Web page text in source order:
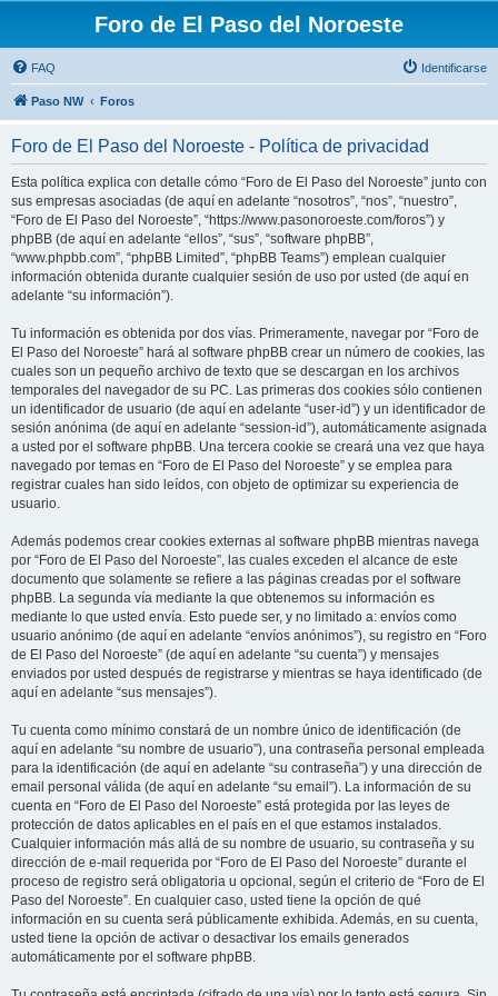
Foro de El Paso del Noroeste
FAQ Identificarse
Paso NW Foros
Foro de El Paso del Noroeste - Política de privacidad
Esta política explica con detalle cómo “Foro de El Paso del Noroeste” junto con
sus empresas asociadas (de aquí en adelante “nosotros”, “nos”, “nuestro”,
“Foro de El Paso del Noroeste”, “https://www.pasonoroeste.com/foros”) y
phpBB (de aquí en adelante “ellos”, “sus”, “software phpBB”,
“www.phpbb.com”, “phpBB Limited”, “phpBB Teams”) emplean cualquier
información obtenida durante cualquier sesión de uso por usted (de aquí en
adelante “su información”).
Tu información es obtenida por dos vías. Primeramente, navegar por “Foro de
El Paso del Noroeste” hará al software phpBB crear un número de cookies, las
cuales son un pequeño archivo de texto que se descargan en los archivos
temporales del navegador de su PC. Las primeras dos cookies sólo contienen
un identificador de usuario (de aquí en adelante “user-id”) y un identificador de
sesión anónima (de aquí en adelante “session-id”), automáticamente asignada
a usted por el software phpBB. Una tercera cookie se creará una vez que haya
navegado por temas en “Foro de El Paso del Noroeste” y se emplea para
registrar cuales han sido leídos, con objeto de optimizar su experiencia de
usuario.
Además podemos crear cookies externas al software phpBB mientras navega
por “Foro de El Paso del Noroeste”, las cuales exceden el alcance de este
documento que solamente se refiere a las páginas creadas por el software
phpBB. La segunda vía mediante la que obtenemos su información es
mediante lo que usted envía. Esto puede ser, y no limitado a: envíos como
usuario anónimo (de aquí en adelante “envíos anónimos”), su registro en “Foro
de El Paso del Noroeste” (de aquí en adelante “su cuenta”) y mensajes
enviados por usted después de registrarse y mientras se haya identificado (de
aquí en adelante “sus mensajes”).
Tu cuenta como mínimo constará de un nombre único de identificación (de
aquí en adelante “su nombre de usuario”), una contraseña personal empleada
para la identificación (de aquí en adelante “su contraseña”) y una dirección de
email personal válida (de aquí en adelante “su email”). La información de su
cuenta en “Foro de El Paso del Noroeste” está protegida por las leyes de
protección de datos aplicables en el país en el que estamos instalados.
Cualquier información más allá de su nombre de usuario, su contraseña y su
dirección de e-mail requerida por “Foro de El Paso del Noroeste” durante el
proceso de registro será obligatoria u opcional, según el criterio de “Foro de El
Paso del Noroeste”. En cualquier caso, usted tiene la opción de qué
información en su cuenta será públicamente exhibida. Además, en su cuenta,
usted tiene la opción de activar o desactivar los emails generados
automáticamente por el software phpBB.